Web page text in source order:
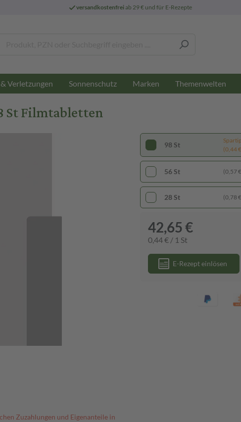
versandkostenfreiab 29 € und für E-Rezepte
Verletzungen Sonnenschutz Marken Themenwelten
St Filmtabletten
Zuzahlungen und Eigenanteile in
98 St
(0,44
56 St (0,57
28 St (0,78
42,65 €
0,44 € / 1 St
E-Rezept einlösen